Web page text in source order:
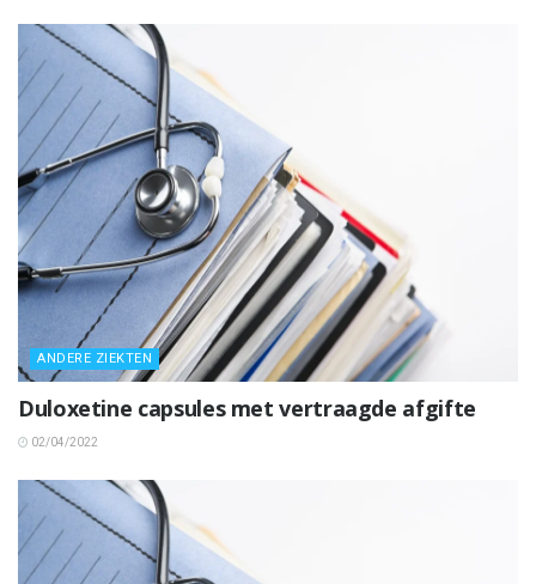
ANDERE ZIEKTEN
Duloxetine capsules met vertraagde afgifte
02/04/2022